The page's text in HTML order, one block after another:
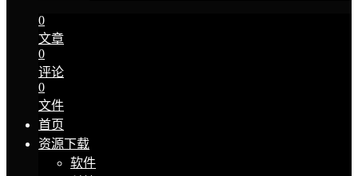
0
文章
0
评论
0
文件
首页
资源下载
软件